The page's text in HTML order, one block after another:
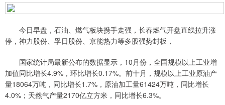
今日早盘，石油、燃气板块携手走强，长春燃气开盘直线拉升涨
停，神力股份、孚日股份、京能热力等多股强势封板，
国家统计局最新公布的数据显示，10月份，全国规模以上工业增
加值同比增长4.9%，环比增长0.17%。前十月，规模以上工业原油产
量18064万吨，同比增长1.7%，原油加工量61424万吨，同比增长
4.0%；天然气产量2170亿立方米，同比增长6.3%。